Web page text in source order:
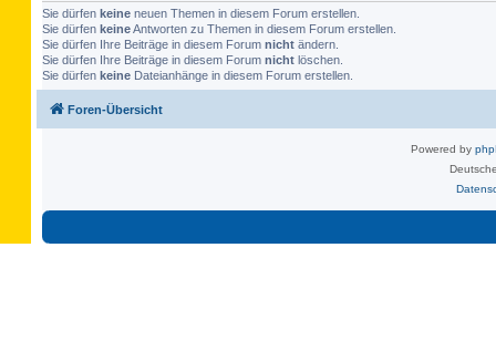
Sie dürfen keine neuen Themen in diesem Forum erstellen.
Sie dürfen keineAntworten zu Themen in diesem Forum erstellen.
Sie dürfen Ihre Beiträge in diesem Forum nicht ändern.
Sie dürfen Ihre Beiträge in diesem Forum nicht löschen.
Sie dürfen keine Dateianhänge in diesem Forum erstellen.
Foren-Übersicht
Powered by